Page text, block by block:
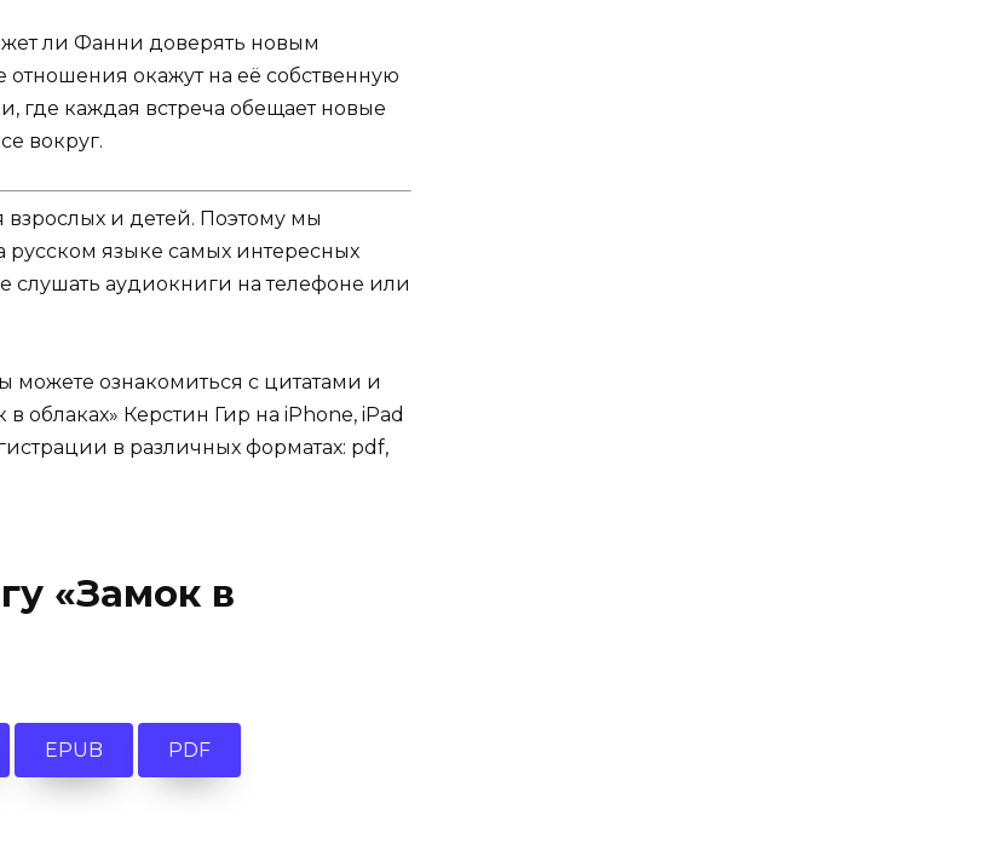
ли Фанни доверять новым
окажут на её собственную
где каждая встреча обещает новые
вокруг.
взрослых и детей. Поэтому мы
русском языке самых интересных
слушать аудиокниги на телефоне или
можете ознакомиться с цитатами и
облаках» Керстин Гир на iPhone, iPad
в различных форматах: pdf,
«Замок в
EPUB PDF